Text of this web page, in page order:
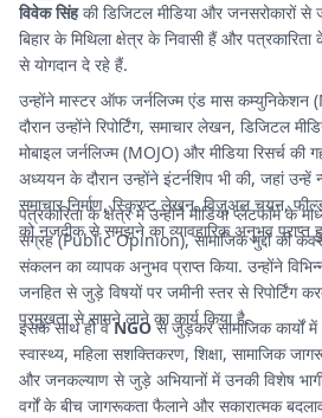
विवेक सिंहकी डिजिटल मीडिया और जनसरोकारों से
बिहार के मिथिला क्षेत्र के निवासी हैं और
से योगदान दे रहे हैं.
उन्होंने मास्टर ऑफ जर्नलिज्म एंड मास कम्युनिकेशन
दौरान उन्होंने रिपोर्टिंग, समाचार लेखन, डिजिटल
मोबाइल जर्नलिज्म (MOJO) और मीडिया रिसर्च
अध्ययन के दौरान उन्होंने इंटर्नशिप भी की, जहां उन्हें
समाचार निर्माण, स्क्रिप्ट लेखन, विजुअल चयन, फील्ड
को नजदीक से समझने का व्यावहारिक अनुभव प्राप्त
पत्रकारिता के क्षेत्र में उन्होंने मीडिया प्लेटफॉर्म के
संग्रह (Public Opinion), सामाजिक मुद्दों की
संकलन का व्यापक अनुभव प्राप्त किया. उन्होंने
जनहित से जुड़े विषयों पर जमीनी स्तर से रिपोर्टिंग
प्रमुखता से सामने लाने का कार्य किया है.
इसके साथ ही वेNGOसे जुड़कर सामाजिक कार्यों में
स्वास्थ्य, महिला सशक्तिकरण, शिक्षा, सामाजिक
और जनकल्याण से जुड़े अभियानों में उनकी विशेष
वर्गों के बीच जागरूकता फैलाने और सकारात्मक